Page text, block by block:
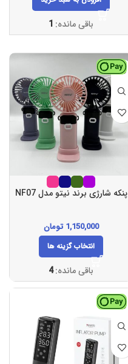
باقی مانده: 1
پنکه شارژی برند نیتو مدل NF07
1,150,000 تومان
انتخاب گزینه ها
باقی مانده:4